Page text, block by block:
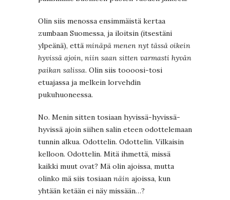
Olin siis menossa ensimmäistä kertaa
zumbaan Suomessa, ja iloitsin (itsestäni
ylpeänä), että minäpä menen nyt tässä oikein
hyvissä ajoin, niin saan sitten varmasti hyvän
paikan salissa. Olin siis toooosi-tosi
etuajassa ja melkein lorvehdin
pukuhuoneessa.
No. Menin sitten tosiaan hyvissä-hyvissä-
hyvissä ajoin siihen salin eteen odottelemaan
tunnin alkua. Odottelin. Odottelin. Vilkaisin
kelloon. Odottelin. Mitä ihmettä, missä
kaikki muut ovat? Mä olin ajoissa, mutta
olinko mä siis tosiaan näin ajoissa, kun
yhtään ketään ei näy missään…?